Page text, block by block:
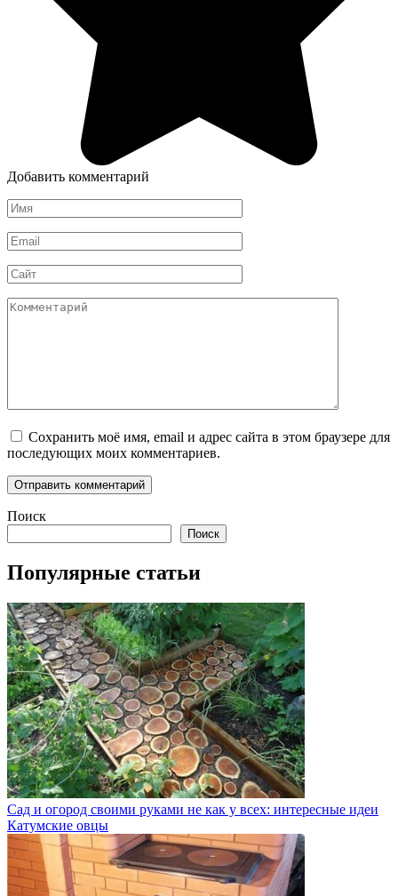
Добавить комментарий
Имя
*
Email
*
Сайт
Комментарий
Сохранить моё имя, email и адрес сайта в этом браузере для
последующих моих комментариев.
Поиск
Поиск
Популярные статьи
Сад и огород своими руками не как у всех: интересные идеи
Катумские овцы